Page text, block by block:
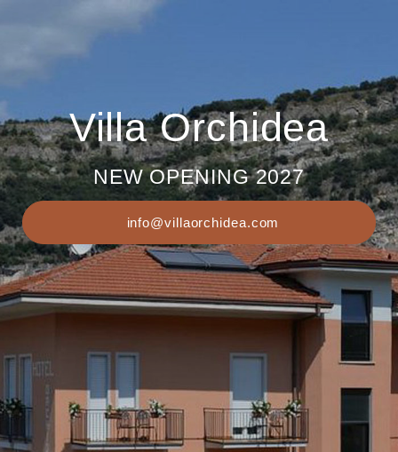
Villa Orchidea
NEW OPENING 2027
info@villaorchidea.com